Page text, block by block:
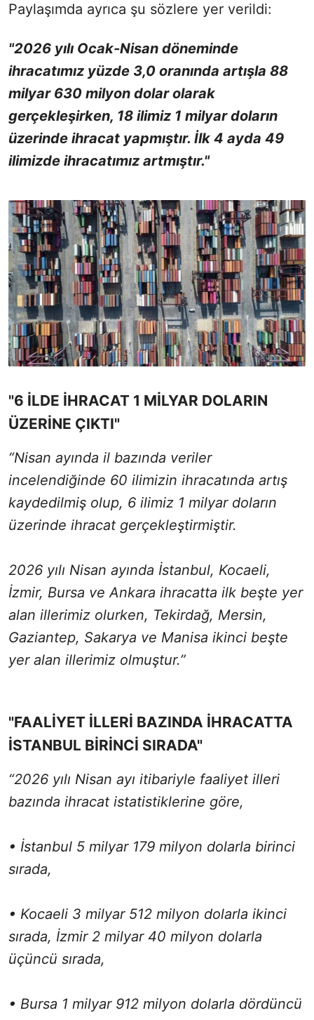
Paylaşımda ayrıca şu sözlere yer verildi:
"2026 yılı Ocak-Nisan döneminde
ihracatımız yüzde 3,0 oranında artışla 88
milyar 630 milyon dolar olarak
gerçekleşirken, 18 ilimiz 1 milyar doların
üzerinde ihracat yapmıştır. İlk 4 ayda 49
ilimizde ihracatımız artmıştır."
"6 İLDE İHRACAT 1 MİLYAR DOLARIN
ÜZERİNE ÇIKTI"
“Nisan ayında il bazında veriler
incelendiğinde 60 ilimizin ihracatında artış
kaydedilmiş olup, 6 ilimiz 1 milyar doların
üzerinde ihracat gerçekleştirmiştir.
2026 yılı Nisan ayında İstanbul, Kocaeli,
İzmir, Bursa ve Ankara ihracatta ilk beşte yer
alan illerimiz olurken, Tekirdağ, Mersin,
Gaziantep, Sakarya ve Manisa ikinci beşte
yer alan illerimiz olmuştur.”
"FAALİYET İLLERİ BAZINDA İHRACATTA
İSTANBUL BİRİNCİ SIRADA"
“2026 yılı Nisan ayı itibariyle faaliyet illeri
bazında ihracat istatistiklerine göre,
• İstanbul 5 milyar 179 milyon dolarla birinci
sırada,
• Kocaeli 3 milyar 512 milyon dolarla ikinci
sırada, İzmir 2 milyar 40 milyon dolarla
üçüncü sırada,
• Bursa 1 milyar 912 milyon dolarla dördüncü